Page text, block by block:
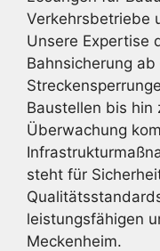
Verkehrsbetriebe
Unsere Expertise
Bahnsicherung
Baustellen bis hin
Überwachung
steht für
leistungsfähigen
Meckenheim.